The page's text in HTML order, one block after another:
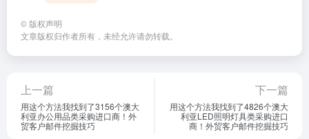
© 版权声明
文章版权归作者所有，未经允许请勿转载。
上一篇
用这个方法我找到了3156个澳大
利亚办公用品类采购进口商！外
贸客户邮件挖掘技巧
下一篇
用这个方法我找到了4826个澳大
利亚LED照明灯具类采购进口
商！外贸客户邮件挖掘技巧